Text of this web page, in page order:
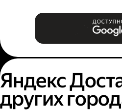
Яндекс
других